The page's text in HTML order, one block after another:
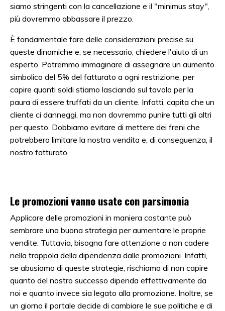
siamo stringenti con la cancellazione e il "minimus stay",
più dovremmo abbassare il prezzo.
È fondamentale fare delle considerazioni precise su
queste dinamiche e, se necessario, chiedere l'aiuto di un
esperto. Potremmo immaginare di assegnare un aumento
simbolico del 5% del fatturato a ogni restrizione, per
capire quanti soldi stiamo lasciando sul tavolo per la
paura di essere truffati da un cliente. Infatti, capita che un
cliente ci danneggi, ma non dovremmo punire tutti gli altri
per questo. Dobbiamo evitare di mettere dei freni che
potrebbero limitare la nostra vendita e, di conseguenza, il
nostro fatturato.
Le promozioni vanno usate con parsimonia
Applicare delle promozioni in maniera costante può
sembrare una buona strategia per aumentare le proprie
vendite. Tuttavia, bisogna fare attenzione a non cadere
nella trappola della dipendenza dalle promozioni. Infatti,
se abusiamo di queste strategie, rischiamo di non capire
quanto del nostro successo dipenda effettivamente da
noi e quanto invece sia legato alla promozione. Inoltre, se
un giorno il portale decide di cambiare le sue politiche e di